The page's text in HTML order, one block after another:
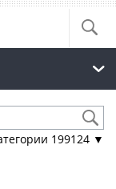
199124 ▼